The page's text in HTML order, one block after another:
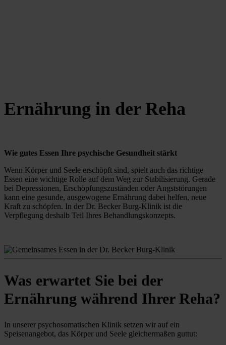
Ernährung in der Reha
Wie gutes Essen Ihre psychische Gesundheit stärkt
Wenn Körper und Seele erschöpft sind, spielt auch das richtige
Essen eine wichtige Rolle auf dem Weg zur Stabilisierung. Gerade
bei Depressionen, Erschöpfungszuständen oder Angststörungen
kann eine gesunde, ausgewogene Ernährung dabei helfen, neue
Kraft zu schöpfen. In der Dr. Becker Burg-Klinik ist die
Verpflegung deshalb Teil Ihres Behandlungskonzepts.
Was erwartet Sie bei der
Ernährung während Ihrer Reha?
In unserer psychosomatischen Klinik setzen wir auf ein
Speisenangebot, das Körper und Seele gleichermaßen guttut: